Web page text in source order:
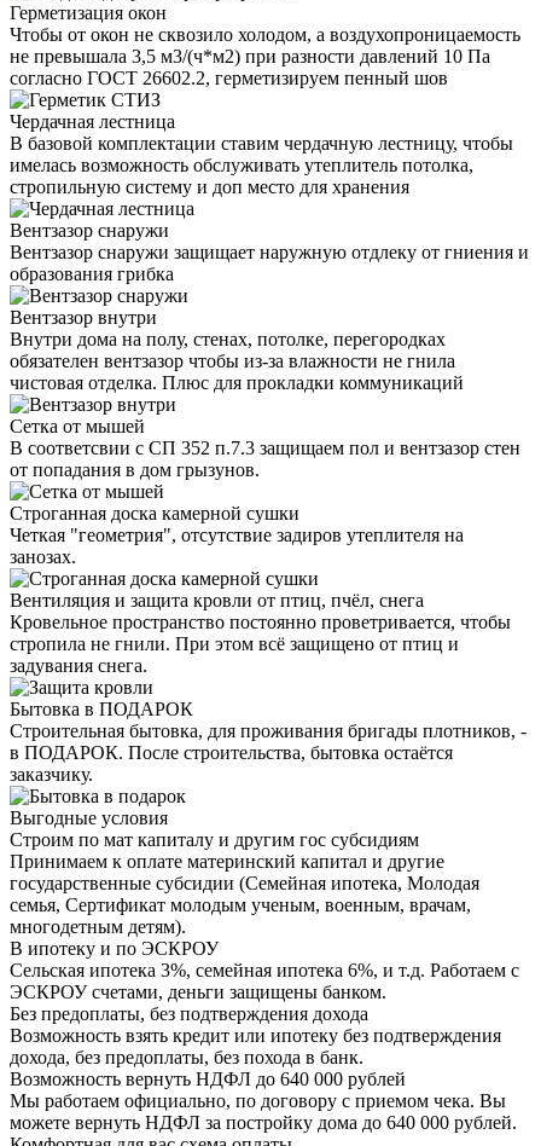
Герметизация окон
Чтобы от окон не сквозило холодом, а воздухопроницаемость
не превышала 3,5 м3/(ч*м2) при разности давлений 10 Па
согласно ГОСТ 26602.2, герметизируем пенный шов
Чердачная лестница
В базовой комплектации ставим чердачную лестницу, чтобы
имелась возможность обслуживать утеплитель потолка,
стропильную систему и доп место для хранения
Вентзазор снаружи
Вентзазор снаружи защищает наружную отдлеку от гниения и
образования грибка
Вентзазор внутри
Внутри дома на полу, стенах, потолке, перегородках
обязателен вентзазор чтобы из-за влажности не гнила
чистовая отделка. Плюс для прокладки коммуникаций
Сетка от мышей
В соответсвии с СП 352 п.7.3 защищаем пол и вентзазор стен
от попадания в дом грызунов.
Строганная доска камерной сушки
Четкая "геометрия", отсутствие задиров утеплителя на
занозах.
Вентиляция и защита кровли от птиц, пчёл, снега
Кровельное пространство постоянно проветривается, чтобы
стропила не гнили. При этом всё защищено от птиц и
задувания снега.
Бытовка в ПОДАРОК
Строительная бытовка, для проживания бригады плотников, -
в ПОДАРОК. После строительства, бытовка остаётся
заказчику.
Выгодные условия
Строим по мат капиталу и другим гос субсидиям
Принимаем к оплате материнский капитал и другие
государственные субсидии (Семейная ипотека, Молодая
семья, Сертификат молодым ученым, военным, врачам,
многодетным детям).
В ипотеку и по ЭСКРОУ
Сельская ипотека 3%, семейная ипотека 6%, и т.д. Работаем с
ЭСКРОУ счетами, деньги защищены банком.
Без предоплаты, без подтверждения дохода
Возможность взять кредит или ипотеку без подтверждения
дохода, без предоплаты, без похода в банк.
Возможность вернуть НДФЛ до 640 000 рублей
Мы работаем официально, по договору с приемом чека. Вы
можете вернуть НДФЛ за постройку дома до 640 000 рублей.